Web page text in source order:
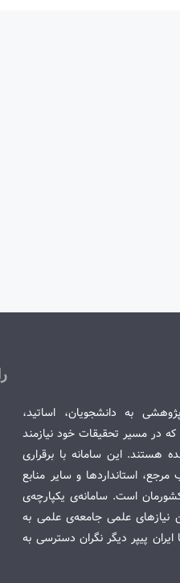
به دانشجویان، اساتید،
در مسیر تحقیقات خود نیازمند
هستند. این سامانه با برقراری
استانداردها و سایر منابع
است. سامانه‌ی یکپارچه‌ی
نیازهای علمی جامعه‌ی علمی به
پیپر دیگر نگران دسترسی به